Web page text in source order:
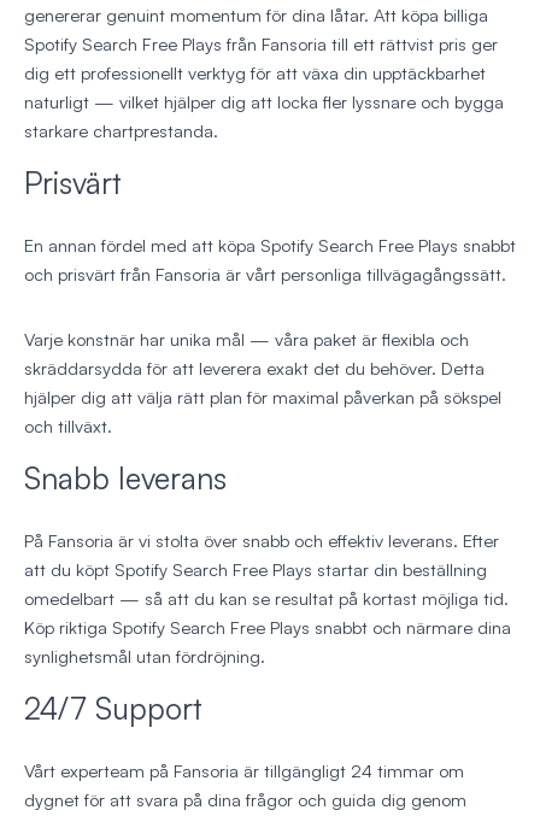
genererar genuint momentum för dina låtar. Att köpa billiga
Spotify Search Free Plays från Fansoria till ett rättvist pris ger
dig ett professionellt verktyg för att växa din upptäckbarhet
naturligt — vilket hjälper dig att locka fler lyssnare och bygga
starkare chartprestanda.
Prisvärt
En annan fördel med att köpa Spotify Search Free Plays snabbt
och prisvärt från Fansoria är vårt personliga tillvägagångssätt.
Varje konstnär har unika mål — våra paket är flexibla och
skräddarsydda för att leverera exakt det du behöver. Detta
hjälper dig att välja rätt plan för maximal påverkan på sökspel
och tillväxt.
Snabb leverans
På Fansoria är vi stolta över snabb och effektiv leverans. Efter
att du köpt Spotify Search Free Plays startar din beställning
omedelbart — så att du kan se resultat på kortast möjliga tid.
Köp riktiga Spotify Search Free Plays snabbt och närmare dina
synlighetsmål utan fördröjning.
24/7 Support
Vårt experteam på Fansoria är tillgängligt 24 timmar om
dygnet för att svara på dina frågor och guida dig genom